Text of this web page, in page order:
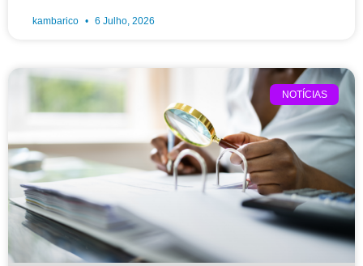
kambarico 6 Julho, 2026
NOTÍCIAS